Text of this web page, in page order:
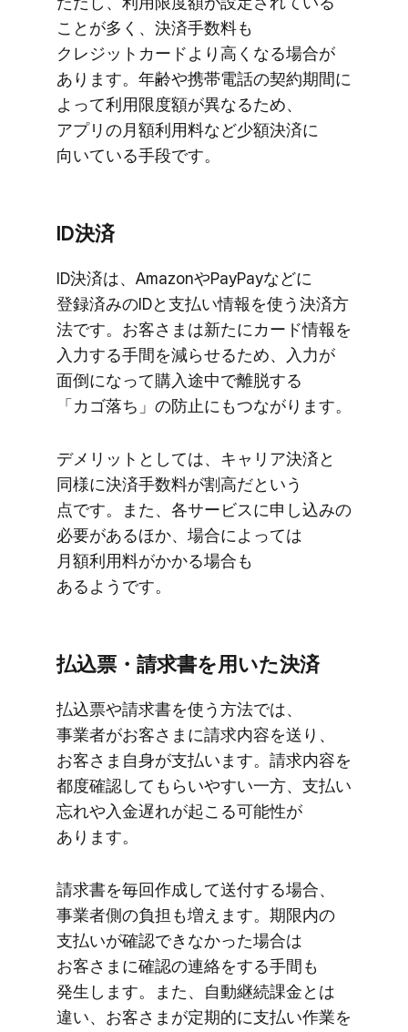
ことが​多く、​決済手数料も​
クレジットカードより​高くなる​場合が​
あります。​年齢や​携帯電話の​契約期間に​
よって​利用限度額が​異なる​ため、​
アプリの​月額利用料など​少額決済に​
向いている​手段です。
ID決済
ID決済は、​Amazonや​PayPayなどに​
登録済みの​IDと​支払い​情報を​使う​決済方​
法です。​お客さまは​新たに​カード情報を​
入力する​手間を​減らせる​ため、​入力が​
面倒に​なって​購入途中で​離脱する​
「カゴ落ち」の​防止に​もつながります。
デメリットと​しては、​キャリア決済と​
同様に​決済手数料が​割高だと​いう​
点です。​また、​各サービスに​申し込みの​
必要が​ある​ほか、​場合に​よっては​
月額利用料が​かかる​場合も​
あるようです。
払込票・請求書を​用いた​決済
払込票や​請求書を​使う方​法では、​
事業者が​お客さまに​請求内容を​送り、​
お客さま​自身が​支払います。​請求内容を​
都度確認して​もらいやすい​一方、​支払い​
忘れや​入金遅れが​起こる​可能性が​
あります。
請求書を​毎回​作成して​送付する​場合、​
事業者側の​負担も​増えます。​期限内の​
支払いが​確認できなかった​場合は​
お客さまに​確認の​連絡を​する​手間も​
発生します。​また、​自動継続課金とは​
違い、​お客さまが​定期的に​支払い​作業を​